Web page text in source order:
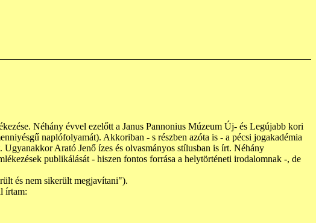
Néhány évvel ezelőtt a Janus Pannonius Múzeum Új- és Legújabb kori
naplófolyamát). Akkoriban - s részben azóta is - a pécsi jogakadémia
Arató Jenő ízes és olvasmányos stílusban is írt. Néhány
publikálását - hiszen fontos forrása a helytörténeti irodalomnak -, de
és nem sikerült megjavítani").
írtam: